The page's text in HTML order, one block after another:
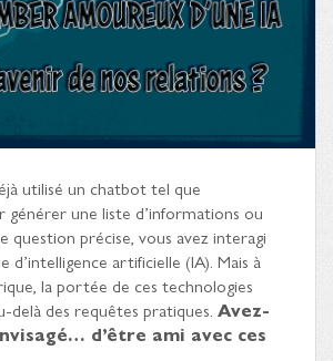
utilisé un chatbot tel que
générer une liste d’informations ou
question précise, vous avez interagi
d’intelligence artificielle (IA). Mais à
la portée de ces technologies
delà des requêtes pratiques. Avez-
d’être ami avec ces